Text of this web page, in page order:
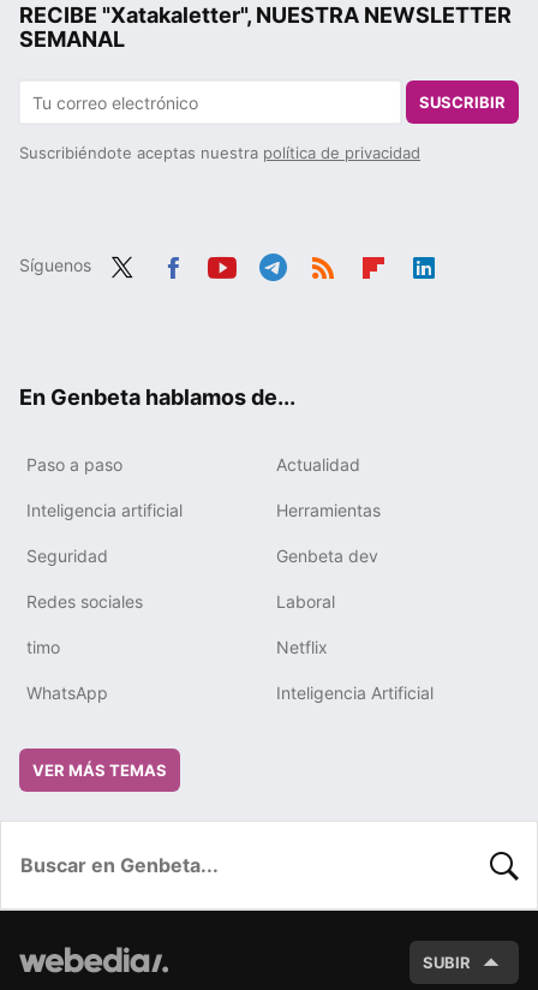
RECIBE "Xatakaletter", NUESTRA NEWSLETTER
SEMANAL
SUSCRIBIR
Suscribiéndote aceptas nuestra política de privacidad
Síguenos
En Genbeta hablamos de...
Paso a paso Actualidad
Inteligencia artificial Herramientas
Seguridad Genbeta dev
Redes sociales Laboral
timo Netflix
WhatsApp Inteligencia Artificial
VER MÁS TEMAS
SUBIR